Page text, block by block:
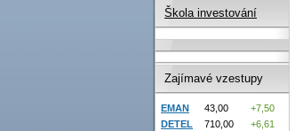
Škola investování
Zajímavé vzestupy
EMAN 43,00
+7,50
DETEL
710,00
+6,61